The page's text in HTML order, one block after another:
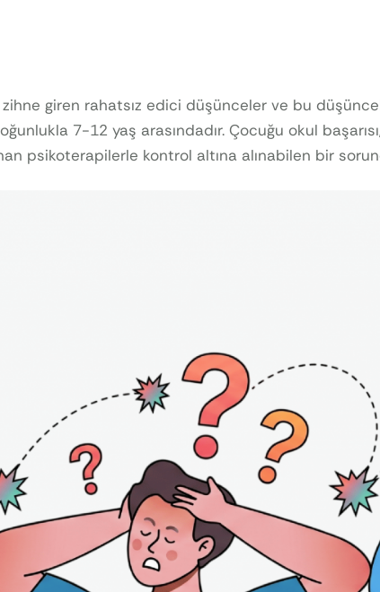
giren rahatsız edici düşünceler ve bu
7-12 yaş arasındadır. Çocuğu okul
psikoterapilerle kontrol altına alınabilen bir